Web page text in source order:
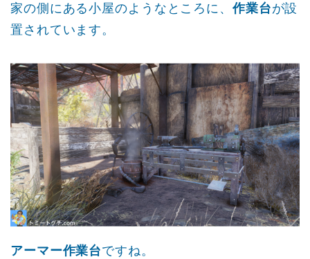
家の側にある小屋のようなところに、作業台が設
置されています。
アーマー作業台ですね。